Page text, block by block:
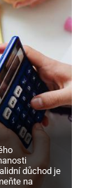
důchod je
na